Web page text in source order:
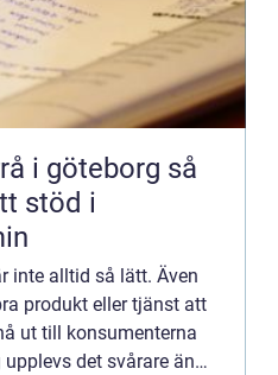
i göteborg så
stöd i
inte alltid så lätt. Även
produkt eller tjänst att
ut till konsumenterna
det svårare än